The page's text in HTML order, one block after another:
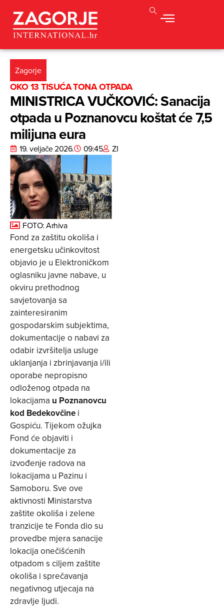
Zagorje
OKO 13 TISUĆA TONA OTPADA
MINISTRICA VUČKOVIĆ: Sanacija
otpada u Poznanovcu koštat će 7,5
milijuna eura
19. veljače 2026. 09:45 ZI
FOTO: Arhiva
Fond za zaštitu okoliša i
energetsku učinkovitost
objavio je u Elektroničkom
oglasniku javne nabave, u
okviru prethodnog
savjetovanja sa
zainteresiranim
gospodarskim subjektima,
dokumentacije o nabavi za
odabir izvršitelja usluge
uklanjanja i zbrinjavanja i/ili
oporabe nepropisno
odloženog otpada na
lokacijama u Poznanovcu
kod Bedekovčine i
Gospiću. Tijekom ožujka
Fond će objaviti i
dokumentacije za
izvođenje radova na
lokacijama u Pazinu i
Samoboru. Sve ove
aktivnosti Ministarstva
zaštite okoliša i zelene
tranzicije te Fonda dio su
provedbe mjera sanacije
lokacija onečišćenih
otpadom s ciljem zaštite
okoliša i sprečavanja
negativnog utjecaja na
zdravlje ljudi.